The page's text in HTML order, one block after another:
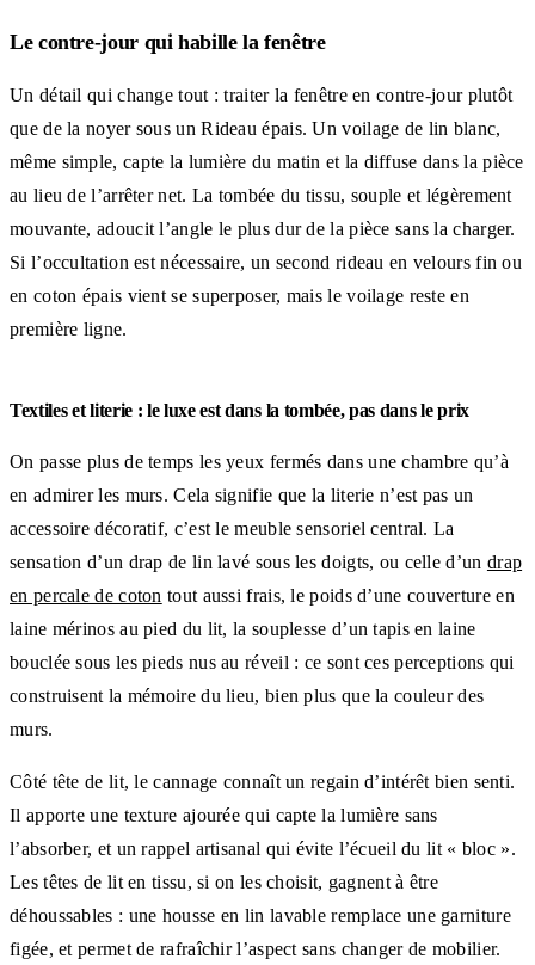
Le contre-jour qui habille la fenêtre
Un détail qui change tout : traiter la fenêtre en contre-jour plutôt
que de la noyer sous un Rideau épais. Un voilage de lin blanc,
même simple, capte la lumière du matin et la diffuse dans la pièce
au lieu de l’arrêter net. La tombée du tissu, souple et légèrement
mouvante, adoucit l’angle le plus dur de la pièce sans la charger.
Si l’occultation est nécessaire, un second rideau en velours fin ou
en coton épais vient se superposer, mais le voilage reste en
première ligne.
Textiles et literie : le luxe est dans la tombée, pas dans le prix
On passe plus de temps les yeux fermés dans une chambre qu’à
en admirer les murs. Cela signifie que la literie n’est pas un
accessoire décoratif, c’est le meuble sensoriel central. La
sensation d’un drap de lin lavé sous les doigts, ou celle d’un drap
en percale de coton tout aussi frais, le poids d’une couverture en
laine mérinos au pied du lit, la souplesse d’un tapis en laine
bouclée sous les pieds nus au réveil : ce sont ces perceptions qui
construisent la mémoire du lieu, bien plus que la couleur des
murs.
Côté tête de lit, le cannage connaît un regain d’intérêt bien senti.
Il apporte une texture ajourée qui capte la lumière sans
l’absorber, et un rappel artisanal qui évite l’écueil du lit « bloc ».
Les têtes de lit en tissu, si on les choisit, gagnent à être
déhoussables : une housse en lin lavable remplace une garniture
figée, et permet de rafraîchir l’aspect sans changer de mobilier.